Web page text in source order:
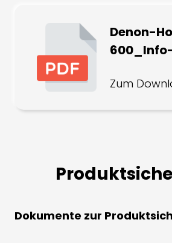
Denon-
Zum
Dokumente zur